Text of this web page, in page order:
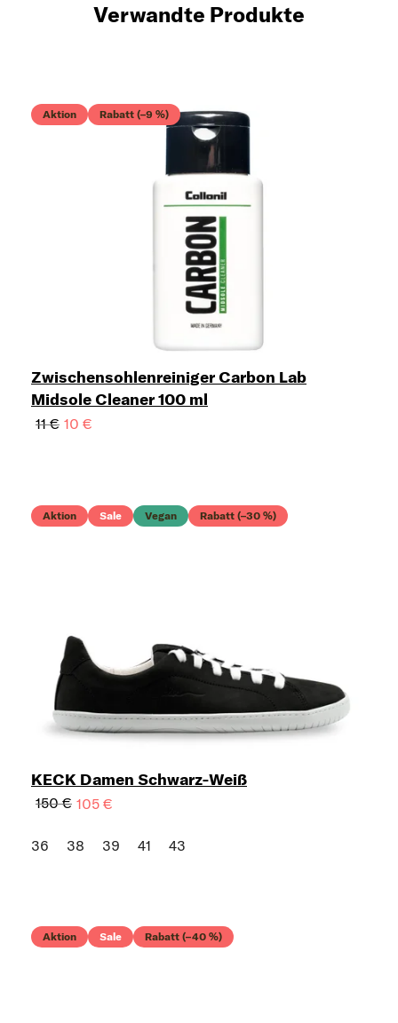
Verwandte Produkte
Aktion Rabatt (–9 %)
Zwischensohlenreiniger Carbon Lab
Midsole Cleaner 100 ml
11 € 10 €
Aktion Sale Vegan Rabatt (–30 %)
KECK Damen Schwarz-Weiß
150 € 105 €
36 38 39 41 43
Aktion Sale Rabatt (–40 %)